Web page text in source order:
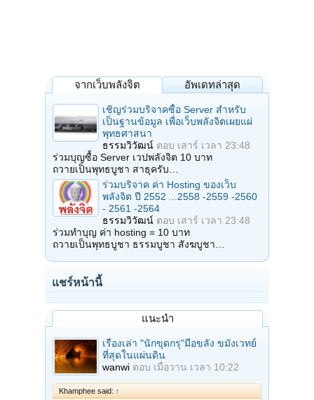
จากเว็บพลังจิต อัพเดทล่าสุด
เชิญร่วมบริจาคซื้อ Server สำหรับ
เป็นฐานข้อมูล เพื่อเว็บพลังจิตเผยแผ่
พุทธศาสนา
ธรรมวิวัฒน์ ตอบ เสาร์ เวลา 23:48
ร่วมบุญซื้อ Server เวปพลังจิต 10 บาท
ถวายเป็นพุทธบูชา สาธุครับ…
ร่วมบริจาค ค่า Hosting ของเว็บ
พลังจิต ปี 2552 ...2558 -2559 -2560
- 2561 -2564
ธรรมวิวัฒน์ ตอบ เสาร์ เวลา 23:48
ร่วมทำบุญ ค่า hosting = 10 บาท
ถวายเป็นพุทธบูชา ธรรมบูชา สังฆบูชา…
แชร์หน้านี้
แนะนำ
เรื่องเล่า "นักขุดกรุ"มือขลัง ขมังเวทย์
ที่สุดในแผ่นดิน
wanwi ตอบ เมื่อวาน เวลา 10:22
Khamphee said: ↑